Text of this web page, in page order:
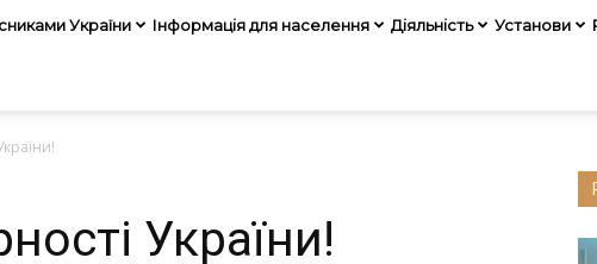
України
України Інформація для населення Діяльність Установи
України!